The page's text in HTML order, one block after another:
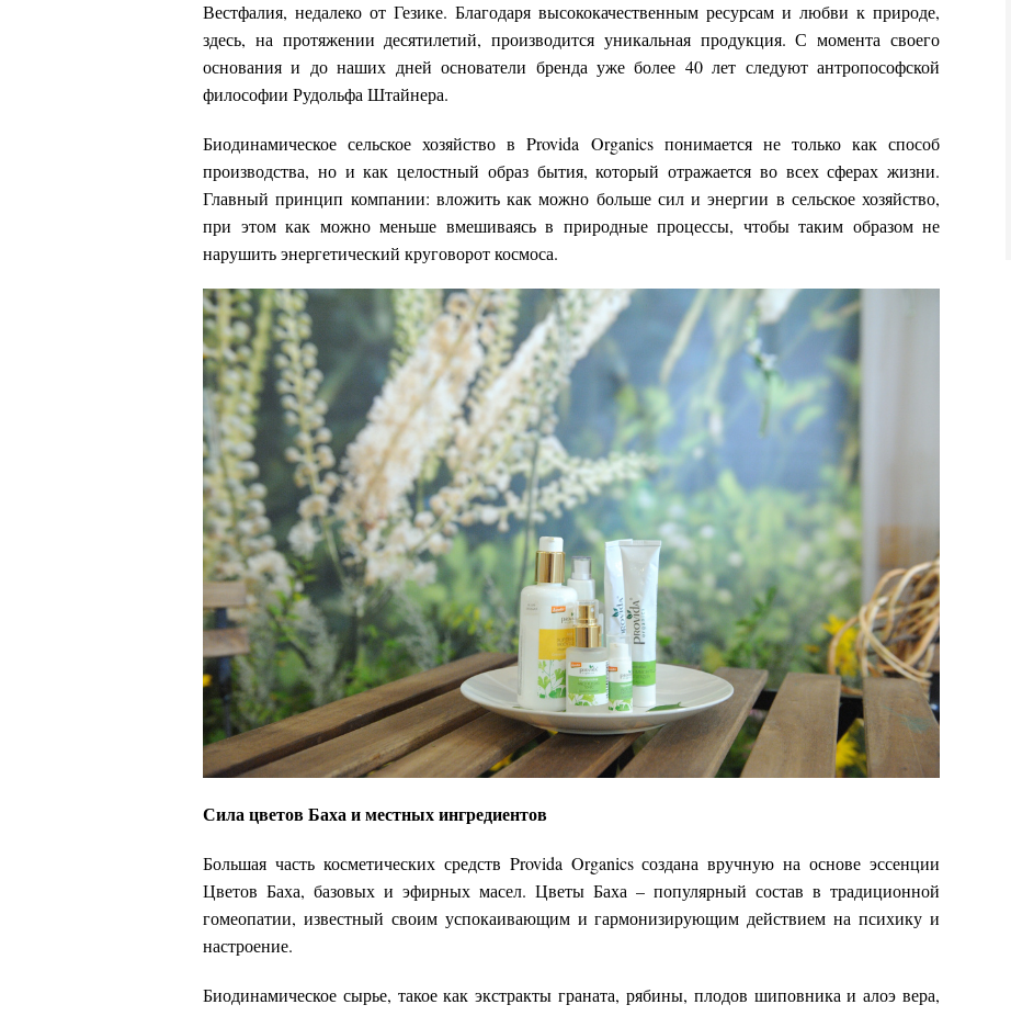
Вестфалия, недалеко от Гезике. Благодаря высококачественным ресурсам и любви к природе,
здесь, на протяжении десятилетий, производится уникальная продукция. С момента своего
основания и до наших дней основатели бренда уже более 40 лет следуют антропософской
философии Рудольфа Штайнера.
Биодинамическое сельское хозяйство в Provida Organics понимается не только как способ
производства, но и как целостный образ бытия, который отражается во всех сферах жизни.
Главный принцип компании: вложить как можно больше сил и энергии в сельское хозяйство,
при этом как можно меньше вмешиваясь в природные процессы, чтобы таким образом не
нарушить энергетический круговорот космоса.
Сила цветов Баха и местных ингредиентов
Большая часть косметических средств Provida Organics создана вручную на основе эссенции
Цветов Баха, базовых и эфирных масел. Цветы Баха – популярный состав в традиционной
гомеопатии, известный своим успокаивающим и гармонизирующим действием на психику и
настроение.
Биодинамическое сырье, такое как экстракты граната, рябины, плодов шиповника и алоэ вера,